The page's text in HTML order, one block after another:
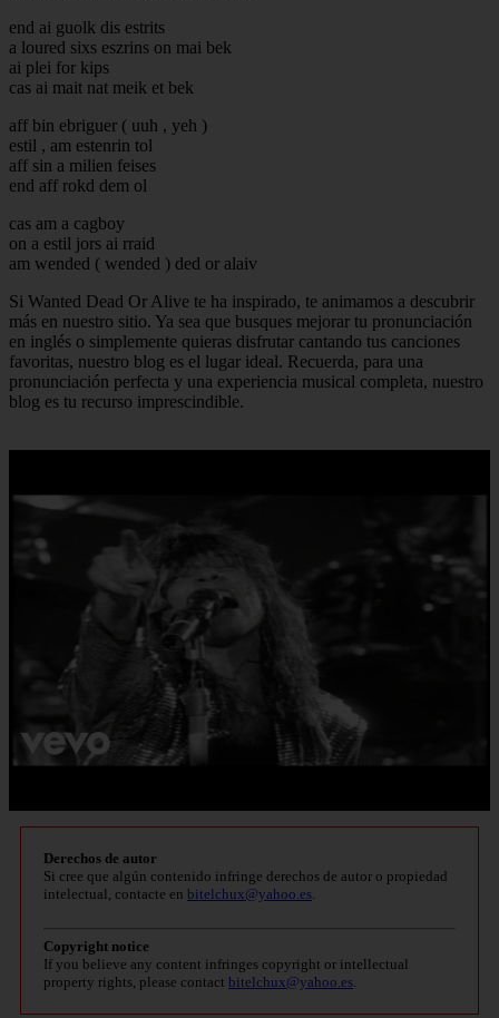
end ai guolk dis estrits
a loured sixs eszrins on mai bek
ai plei for kips
cas ai mait nat meik et bek
aff bin ebriguer ( uuh , yeh )
estil , am estenrin tol
aff sin a milien feises
end aff rokd dem ol
cas am a cagboy
on a estil jors ai rraid
am wended ( wended ) ded or alaiv
Si Wanted Dead Or Alive te ha inspirado, te animamos a descubrir
más en nuestro sitio. Ya sea que busques mejorar tu pronunciación
en inglés o simplemente quieras disfrutar cantando tus canciones
favoritas, nuestro blog es el lugar ideal. Recuerda, para una
pronunciación perfecta y una experiencia musical completa, nuestro
blog es tu recurso imprescindible.
Derechos de autor
Si cree que algún contenido infringe derechos de autor o propiedad
intelectual, contacte en bitelchux@yahoo.es
Copyright notice
If you believe any content infringes copyright or intellectual
property rights, please contact bitelchux@yahoo.es